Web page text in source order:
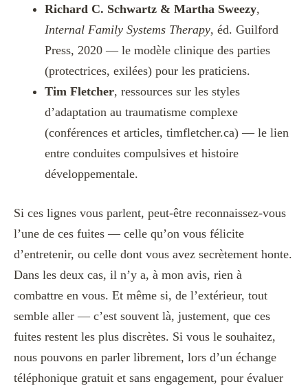
Richard C. Schwartz & Martha Sweezy,
Internal Family Systems Therapy, éd. Guilford
Press, 2020 — le modèle clinique des parties
(protectrices, exilées) pour les praticiens.
Tim Fletcher, ressources sur les styles
d’adaptation au traumatisme complexe
(conférences et articles, timfletcher.ca) — le lien
entre conduites compulsives et histoire
développementale.
Si ces lignes vous parlent, peut-être reconnaissez-vous
l’une de ces fuites — celle qu’on vous félicite
d’entretenir, ou celle dont vous avez secrètement honte.
Dans les deux cas, il n’y a, à mon avis, rien à
combattre en vous. Et même si, de l’extérieur, tout
semble aller — c’est souvent là, justement, que ces
fuites restent les plus discrètes. Si vous le souhaitez,
nous pouvons en parler librement, lors d’un échange
téléphonique gratuit et sans engagement, pour évaluer